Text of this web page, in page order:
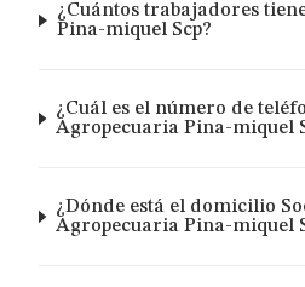
¿Cuántos trabajadores
Pina-miquel Scp?
¿Cuál es el número de
Agropecuaria Pina-miquel
¿Dónde está el domicilio
Agropecuaria Pina-miquel